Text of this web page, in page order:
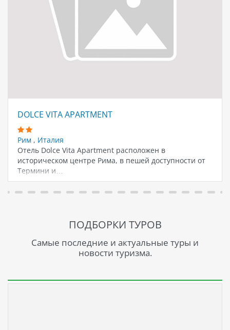
DOLCE VITA APARTMENT
Рим , Италия
Отель Dolce Vita Apartment расположен в
историческом центре Рима, в пешей доступности от
Термини и…
ПОДБОРКИ ТУРОВ
Самые последние и актуальные туры и
новости туризма.